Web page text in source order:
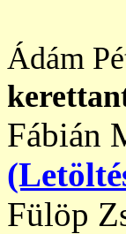
Ádám
Fábián
Fülöp